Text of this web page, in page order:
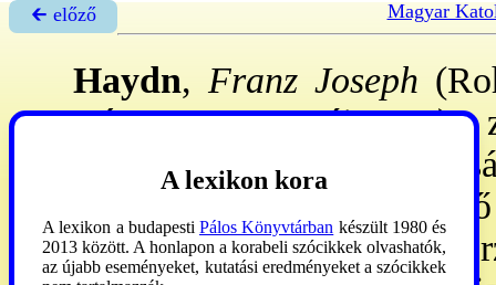
🡰 előző Magyar
Haydn, Franz Joseph
Bécs, 1809. máj. 31.):
→Stephanskirche
Porpora énekóráin
Lukavecben (Cseho.)
A lexikon kora
A lexikon a budapesti Pálos Könyvtárban készült 1980 és
2013 között. A honlapon a korabeli szócikkek olvashatók,
az újabb eseményeket, kutatási eredményeket a szócikkek